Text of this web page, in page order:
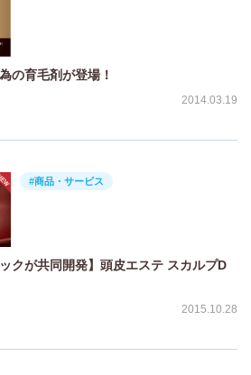
の育毛剤が登場！
2014.03.19
#商品・サービス
クが共同開発】頭皮エステ スカルプD
2015.10.28